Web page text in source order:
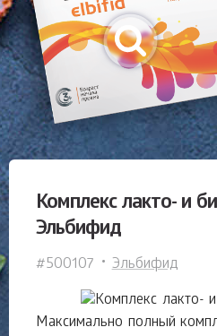
Комплекс лакто- и
Эльбифид
#500107 Эльбифид
Максимально полный